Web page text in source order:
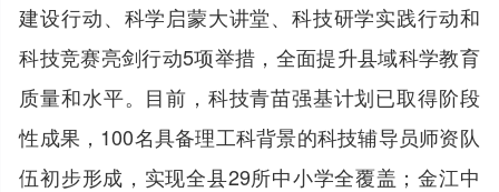
建设行动、科学启蒙大讲堂、科技研学实践行动和
科技竞赛亮剑行动5项举措，全面提升县域科学教育
质量和水平。目前，科技青苗强基计划已取得阶段
性成果，100名具备理工科背景的科技辅导员师资队
伍初步形成，实现全县29所中小学全覆盖；金江中